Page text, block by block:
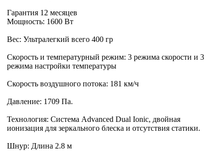
Гарантия 12 месяцев
Мощность: 1600 Вт
Вес: Ультралегкий всего 400 гр
Скорость и температурный режим: 3 режима скорости и 3
режима настройки температуры
Скорость воздушного потока: 181 км/ч
Давление: 1709 Па.
Технология: Система Advanced Dual Ionic, двойная
ионизация для зеркального блеска и отсутствия статики.
Шнур: Длина 2.8 м